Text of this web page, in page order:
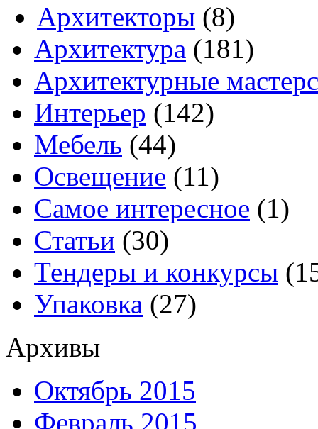
Архитекторы (8)
Архитектура (181)
Архитектурные
Интерьер (142)
Мебель (44)
Освещение (11)
Самое интересное (1)
Статьи (30)
Тендеры и конкурсы
Упаковка (27)
Архивы
Октябрь 2015
Февраль 2015